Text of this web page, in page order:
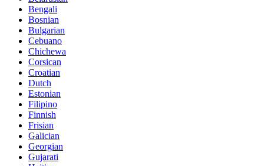
Bengali
Bosnian
Bulgarian
Cebuano
Chichewa
Corsican
Croatian
Dutch
Estonian
Filipino
Finnish
Frisian
Galician
Georgian
Gujarati